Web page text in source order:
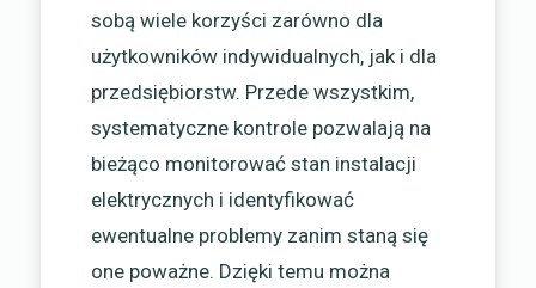
sobą wiele korzyści zarówno dla
użytkowników indywidualnych, jak i dla
przedsiębiorstw. Przede wszystkim,
systematyczne kontrole pozwalają na
bieżąco monitorować stan instalacji
elektrycznych i identyfikować
ewentualne problemy zanim staną się
one poważne. Dzięki temu można